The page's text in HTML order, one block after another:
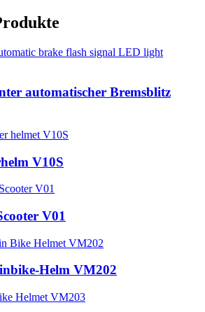
automatischer Bremsblitz
V10S
V01
Helm VM202